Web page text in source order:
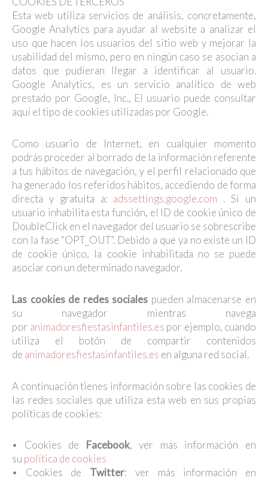
Esta web utiliza servicios de análisis, concretamente,
Google Analytics para ayudar al website a analizar el
uso que hacen los usuarios del sitio web y mejorar la
usabilidad del mismo, pero en ningún caso se asocian a
datos que pudieran llegar a identificar al usuario.
Google Analytics, es un servicio analítico de web
prestado por Google, Inc., El usuario puede consultar
aquí el tipo de cookies utilizadas por Google.
Como usuario de Internet, en cualquier momento
podrás proceder al borrado de la información referente
a tus hábitos de navegación, y el perfil relacionado que
ha generado los referidos hábitos, accediendo de forma
directa y gratuita a: adssettings.google.com . Si un
usuario inhabilita esta función, el ID de cookie único de
DoubleClick en el navegador del usuario se sobrescribe
con la fase “OPT_OUT”. Debido a que ya no existe un ID
de cookie único, la cookie inhabilitada no se puede
asociar con un determinado navegador.
Las cookies de redes sociales pueden almacenarse en
su navegador mientras navega
por animadoresfiestasinfantiles.es por ejemplo, cuando
utiliza el botón de compartir contenidos
de animadoresfiestasinfantiles.es en alguna red social.
A continuación tienes información sobre las cookies de
las redes sociales que utiliza esta web en sus propias
políticas de cookies:
• Cookies de Facebook, ver más información en
su política de cookies
• Cookies de Twitter: ver más información en